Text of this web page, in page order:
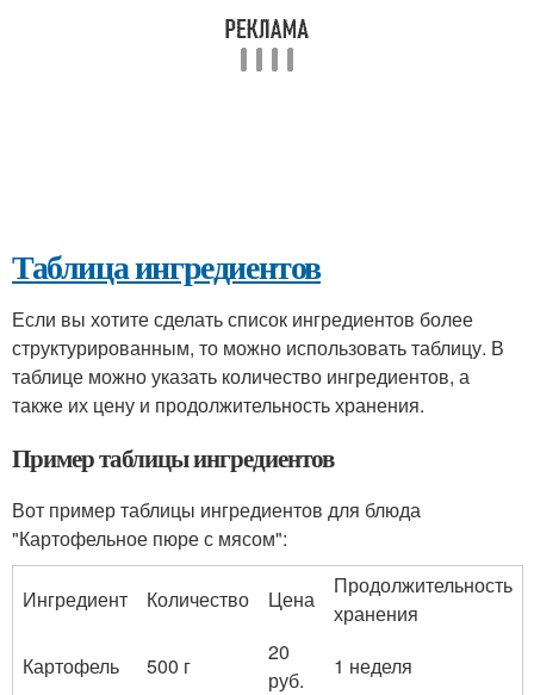
Таблица ингредиентов
Если вы хотите сделать список ингредиентов более
структурированным, то можно использовать таблицу. В
таблице можно указать количество ингредиентов, а
также их цену и продолжительность хранения.
Пример таблицы ингредиентов
Вот пример таблицы ингредиентов для блюда
"Картофельное пюре с мясом":
Ингредиент Количество Цена
Продолжительность
хранения
Картофель
500 г
20
руб.
1 неделя